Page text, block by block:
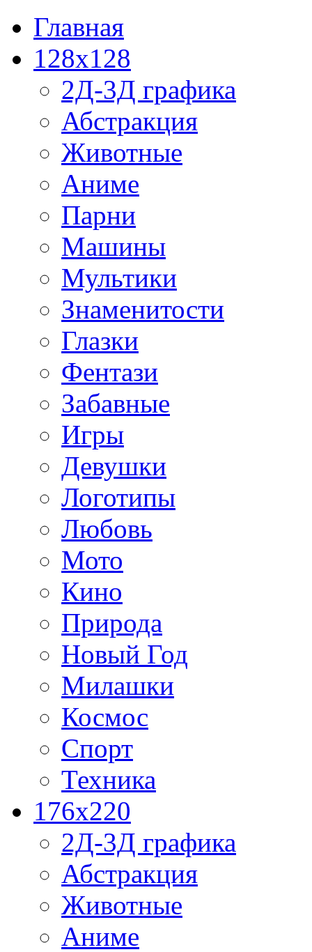
Главная
128x128
2Д-3Д графика
Абстракция
Животные
Аниме
Парни
Машины
Мультики
Знаменитости
Глазки
Фентази
Забавные
Игры
Девушки
Логотипы
Любовь
Мото
Кино
Природа
Новый Год
Милашки
Космос
Спорт
Техника
176x220
2Д-3Д графика
Абстракция
Животные
Аниме